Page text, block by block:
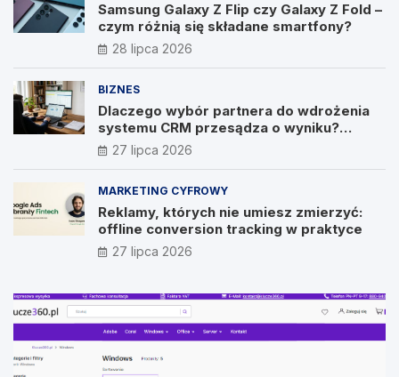
Samsung Galaxy Z Flip czy Galaxy Z Fold –
czym różnią się składane smartfony?
28 lipca 2026
BIZNES
Dlaczego wybór partnera do wdrożenia
systemu CRM przesądza o wyniku?
Wywiad z Pawłem Prymakowskim, CEO IT
Vision
27 lipca 2026
MARKETING CYFROWY
Reklamy, których nie umiesz zmierzyć:
offline conversion tracking w praktyce
27 lipca 2026